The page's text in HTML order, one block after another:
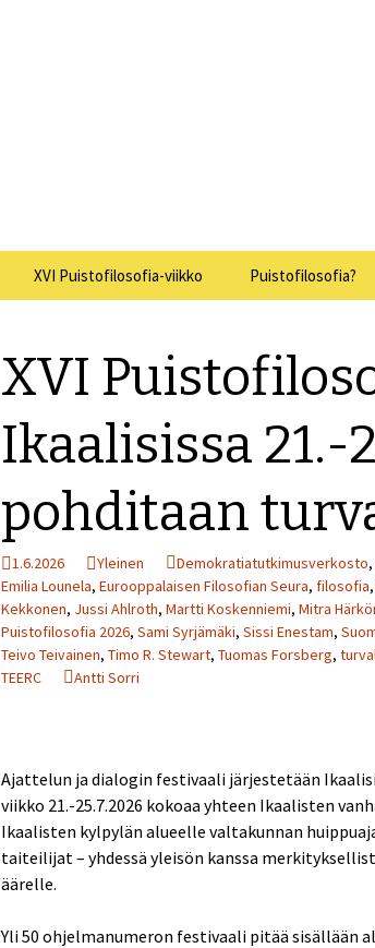
XVI Puistofilosofia-viikko
Tiistai 21.7.
Keskiviikko 22.7.
Perjantai 24.7.
Lauantai 25.7.
Muuta ohjelmaa
Puistofilosofia?
XVI
Ikaalisissa 21.-
pohditaan
1.6.2026 Yleinen Demokratiatutkimusverkosto,
Emilia Lounela, Eurooppalaisen Filosofian Seura, filosofia,
Kekkonen, Jussi Ahlroth, Martti Koskenniemi, Mitra
Puistofilosofia 2026, Sami Syrjämäki, Sissi Enestam,
Teivo Teivainen, Timo R. Stewart, Tuomas Forsberg,
TEERC
Antti Sorri
Ajattelun ja dialogin festivaali järjestetään
viikko 21.-25.7.2026 kokoaa yhteen Ikaalisten
Ikaalisten kylpylän alueelle valtakunnan
taiteilijat – yhdessä yleisön kanssa
äärelle.
Yli 50 ohjelmanumeron festivaali pitää sisällään